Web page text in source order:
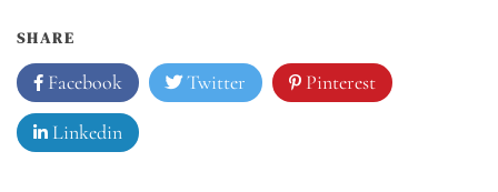
SHARE
Facebook Twitter Pinterest
Linkedin